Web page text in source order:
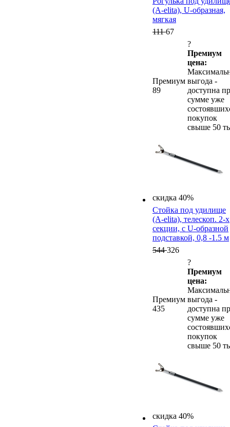
(A-elita), U-образная,
мягкая
11167
Премиум
89
?
Премиум
цена:
выгода -
доступна
сумме уже
покупок
свыше 50
скидка 40%
Стойка под удилище
(A-elita), телескоп. 2-х
секции, с U-образной
подставкой, 0,8 -1.5 м
544326
Премиум
435
?
Премиум
цена:
выгода -
доступна
сумме уже
покупок
свыше 50
скидка 40%